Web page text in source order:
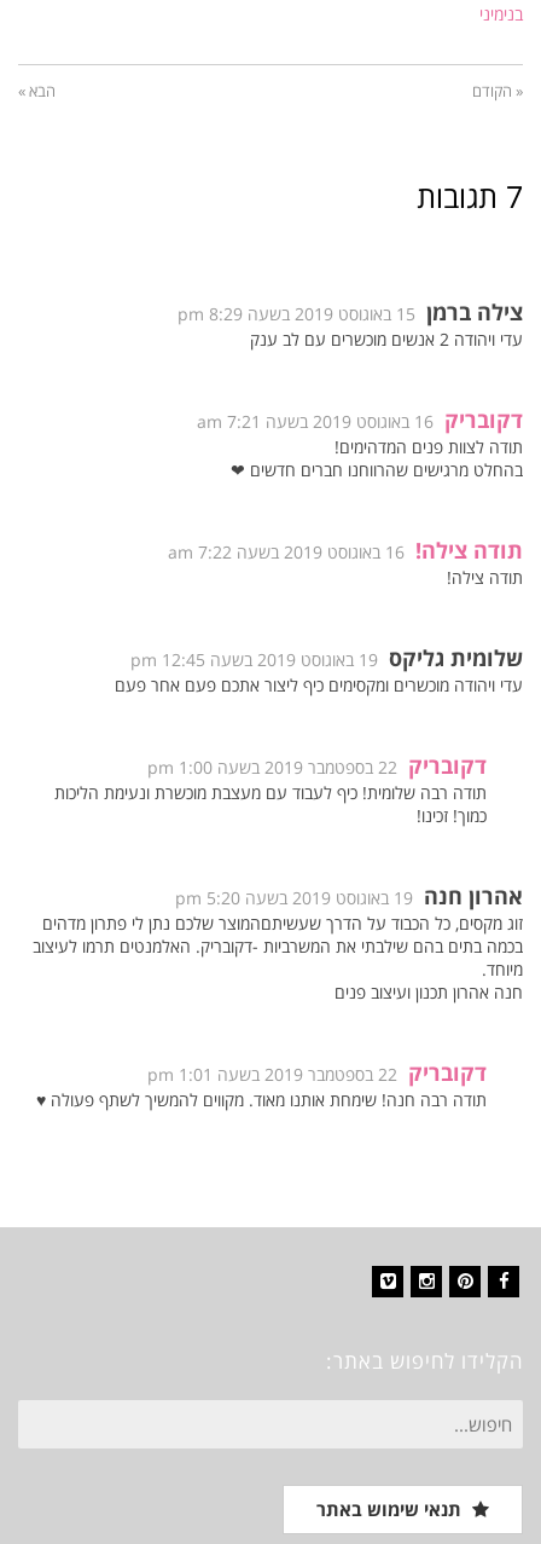
בנימיני
« הקודם הבא »
7 תגובות
צילה ברמן 15 באוגוסט 2019 בשעה 8:29 pm
עדי ויהודה 2 אנשים מוכשרים עם לב ענק
דקובריק 16 באוגוסט 2019 בשעה 7:21 am
תודה לצוות פנים המדהימים!
בהחלט מרגישים שהרווחנו חברים חדשים ❤
תודה צילה! 16 באוגוסט 2019 בשעה 7:22 am
תודה צילה!
שלומית גליקס 19 באוגוסט 2019 בשעה 12:45 pm
עדי ויהודה מוכשרים ומקסימים כיף ליצור אתכם פעם אחר פעם
דקובריק 22 בספטמבר 2019 בשעה 1:00 pm
תודה רבה שלומית! כיף לעבוד עם מעצבת מוכשרת ונעימת הליכות
כמוך! זכינו!
אהרון חנה 19 באוגוסט 2019 בשעה 5:20 pm
זוג מקסים, כל הכבוד על הדרך שעשיתםהמוצר שלכם נתן לי פתרון מדהים
בכמה בתים בהם שילבתי את המשרביות -דקובריק. האלמנטים תרמו לעיצוב
מיוחד.
חנה אהרון תכנון ועיצוב פנים
דקובריק 22 בספטמבר 2019 בשעה 1:01 pm
תודה רבה חנה! שימחת אותנו מאוד. מקווים להמשיך לשתף פעולה ♥
הקלידו לחיפוש באתר:
חיפוש
עבור:
תנאי שימוש באתר